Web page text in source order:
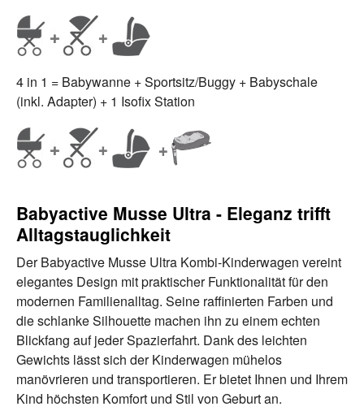
4 in 1 = Babywanne + Sportsitz/Buggy + Babyschale
(inkl. Adapter) + 1 Isofix Station
Babyactive Musse Ultra - Eleganz trifft
Alltagstauglichkeit
Der Babyactive Musse Ultra Kombi-Kinderwagen vereint
elegantes Design mit praktischer Funktionalität für den
modernen Familienalltag. Seine raffinierten Farben und
die schlanke Silhouette machen ihn zu einem echten
Blickfang auf jeder Spazierfahrt. Dank des leichten
Gewichts lässt sich der Kinderwagen mühelos
manövrieren und transportieren. Er bietet Ihnen und Ihrem
Kind höchsten Komfort und Stil von Geburt an.